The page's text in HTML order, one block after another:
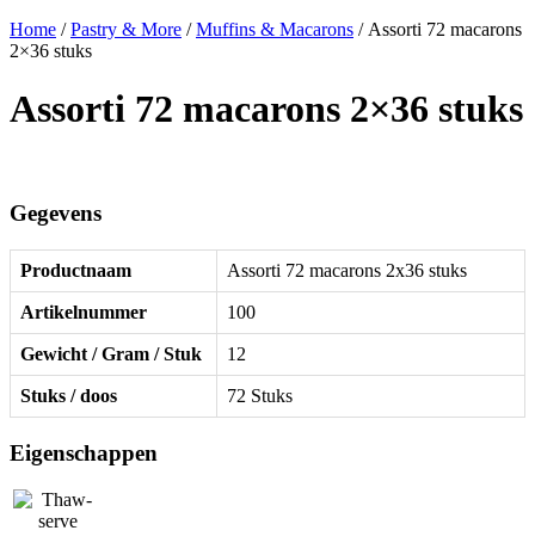
Home /Pastry & More /Muffins & Macarons / Assorti 72 macarons
2×36 stuks
Assorti 72 macarons 2×36 stuks
Gegevens
Productnaam Assorti 72 macarons 2x36 stuks
Artikelnummer 100
Gewicht / Gram / Stuk 12
Stuks / doos 72 Stuks
Eigenschappen